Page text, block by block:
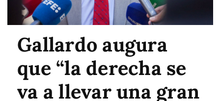
Gallardo augura
que “la derecha se
va a llevar una gran